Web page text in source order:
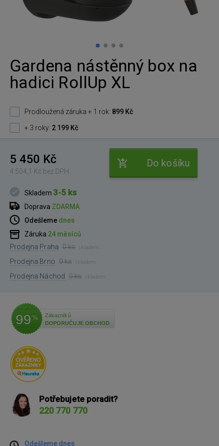
Gardena nástěnný box na
hadici RollUp XL
Prodloužená záruka + 1 rok: 899 Kč
+ 3 roky: 2 199 Kč
5 450 Kč
4 504,1 Kč bez DPH
Do košíku
Skladem3-5 ks
Doprava ZDARMA
Odešleme dnes
Záruka 24 měsíců
Prodejna Praha 0 ks skladem
Prodejna Brno 0 ks skladem
Prodejna Náchod 0 ks skladem
99 %
Zákazníků
DOPORUČUJE OBCHOD
Potřebujete poradit?
220 770 770
Odešleme dnes